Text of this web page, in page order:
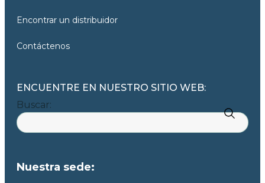
Encontrar un distribuidor
Contáctenos
ENCUENTRE EN NUESTRO SITIO WEB:
Buscar:
Nuestra sede: